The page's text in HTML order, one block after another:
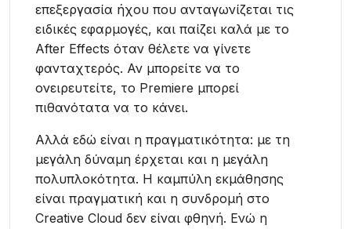
επεξεργασία ήχου που ανταγωνίζεται τις
ειδικές εφαρμογές, και παίζει καλά με το
After Effects όταν θέλετε να γίνετε
φανταχτερός. Αν μπορείτε να το
ονειρευτείτε, το Premiere μπορεί
πιθανότατα να το κάνει.
Αλλά εδώ είναι η πραγματικότητα: με τη
μεγάλη δύναμη έρχεται και η μεγάλη
πολυπλοκότητα. Η καμπύλη εκμάθησης
είναι πραγματική και η συνδρομή στο
Creative Cloud δεν είναι φθηνή. Ενώ η